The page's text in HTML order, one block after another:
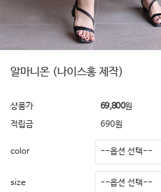
알마니온 (나이스홍 제작)
상품가 69,800원
적립금
690원
color
size